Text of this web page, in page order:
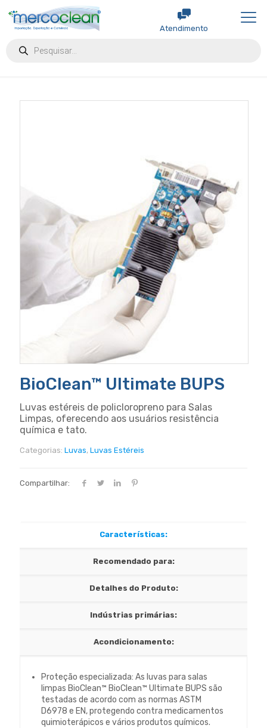
search
Atendimento
BioClean™ Ultimate BUPS
Luvas estéreis de policloropreno para Salas
Limpas, oferecendo aos usuários resistência
química e tato.
Categorias: Luvas, Luvas Estéreis
Compartilhar:
Características:
Recomendado para:
Detalhes do Produto:
Indústrias primárias:
Acondicionamento:
Proteção especializada: As luvas para salas
limpas BioClean™ BioClean™ Ultimate BUPS são
testadas de acordo com as normas ASTM
D6978 e EN, protegendo contra medicamentos
quimioterápicos e vários produtos químicos.